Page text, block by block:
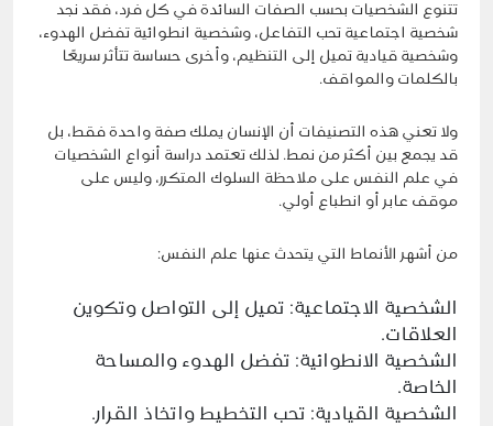
تتنوع الشخصيات بحسب الصفات السائدة في كل فرد، فقد نجد
شخصية اجتماعية تحب التفاعل، وشخصية انطوائية تفضل الهدوء،
وشخصية قيادية تميل إلى التنظيم، وأخرى حساسة تتأثر سريعًا
بالكلمات والمواقف.
ولا تعني هذه التصنيفات أن الإنسان يملك صفة واحدة فقط، بل
قد يجمع بين أكثر من نمط. لذلك تعتمد دراسة أنواع الشخصيات
في علم النفس على ملاحظة السلوك المتكرر، وليس على
موقف عابر أو انطباع أولي.
من أشهر الأنماط التي يتحدث عنها علم النفس:
الشخصية الاجتماعية: تميل إلى التواصل وتكوين
العلاقات.
الشخصية الانطوائية: تفضل الهدوء والمساحة
الخاصة.
الشخصية القيادية: تحب التخطيط واتخاذ القرار.